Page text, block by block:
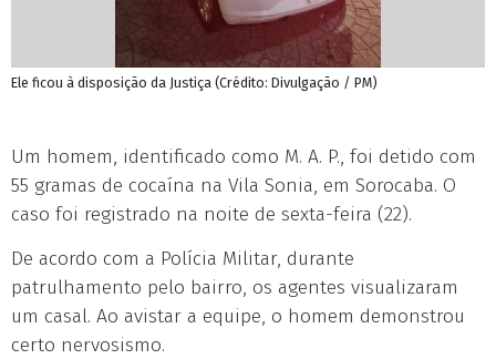
Ele ficou à disposição da Justiça (Crédito: Divulgação / PM)
Um homem, identificado como M. A. P., foi detido com
55 gramas de cocaína na Vila Sonia, em Sorocaba. O
caso foi registrado na noite de sexta-feira (22).
De acordo com a Polícia Militar, durante
patrulhamento pelo bairro, os agentes visualizaram
um casal. Ao avistar a equipe, o homem demonstrou
certo nervosismo.